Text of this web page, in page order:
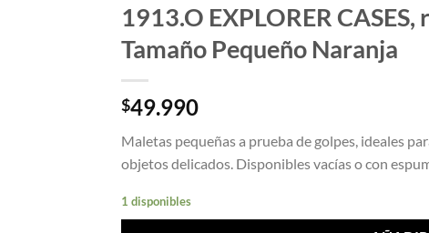
1913.O EXPLORER
Tamaño Pequeño Naranja
$49.990
Maletas pequeñas a prueba de golpes, ideales
objetos delicados. Disponibles vacías o con
1 disponibles